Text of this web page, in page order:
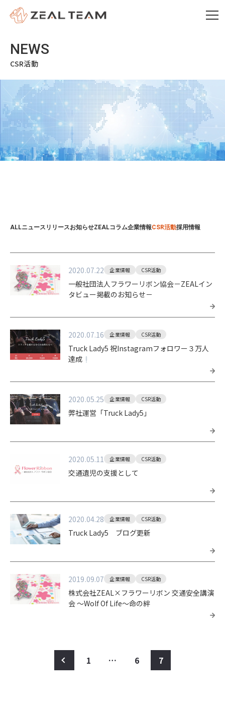
CSR活動
ALLニュースリリースお知らせZEALコラム企業情報CSR活動採用情報
2020.07.22 企業情報 CSR活動
一般社団法人フラワーリボン協会－ZEALイン
タビュー掲載のお知らせ－
2020.07.16 企業情報 CSR活動
Truck Lady5 祝Instagramフォロワー３万人
達成
2020.05.25 企業情報 CSR活動
弊社運営「Truck Lady5」
2020.05.11 企業情報 CSR活動
交通遺児の支援として
2020.04.28 企業情報 CSR活動
Truck Lady5 ブログ更新
2019.09.07 企業情報 CSR活動
株式会社ZEAL×フラワーリボン 交通安全講演
会 ～Wolf Of Life～命の絆
< 1 … 6 7